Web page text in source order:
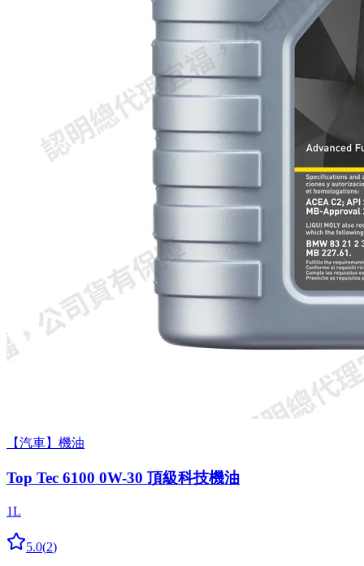
【汽車】機油
Top Tec 6100 0W-30 頂級科技機油
1L
5.0(2)